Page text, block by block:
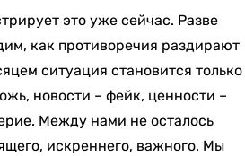
это уже сейчас. Разве
как противоречия раздирают
ситуация становится только
новости – фейк, ценности –
Между нами не осталось
искреннего, важного. Мы